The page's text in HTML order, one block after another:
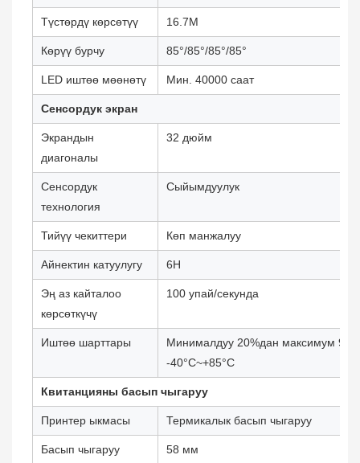
Түстөрдү көрсөтүү 16.7M
Көрүү бурчу 85°/85°/85°/85°
LED иштөө мөөнөтү Мин. 40000 саат
Сенсордук экран
Экрандын
диагоналы
32 дюйм
Сенсордук
технология
Сыйымдуулук
Тийүү чекиттери Көп манжалуу
Айнектин катуулугу 6H
Эң аз кайталоо
көрсөткүчү
100 упай/секунда
Иштөө шарттары
Минималдуу 20%дан максимум
-40°C~+85°C
Квитанцияны басып чыгаруу
Принтер ыкмасы Термикалык басып чыгаруу
Басып чыгаруу
58 мм